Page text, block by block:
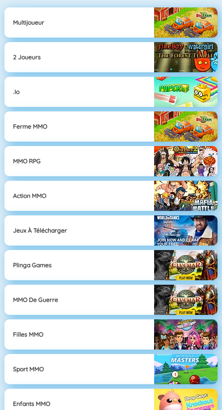
Multijoueur
2 Joueurs
.io
Ferme MMO
MMO RPG
Action MMO
Jeux À Télécharger
Plinga Games
MMO De Guerre
Filles MMO
Sport MMO
Enfants MMO